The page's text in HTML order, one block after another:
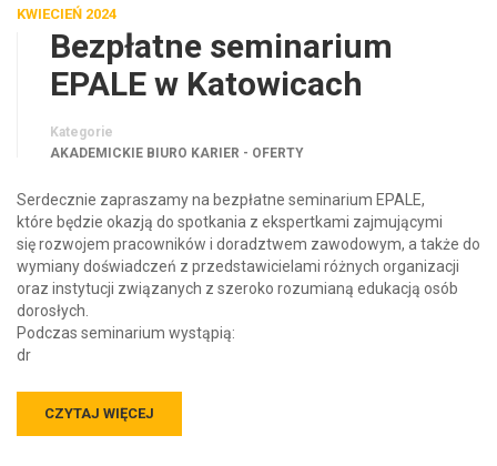
KWIECIEŃ 2024
Bezpłatne seminarium
EPALE w Katowicach
Kategorie
AKADEMICKIE BIURO KARIER - OFERTY
Serdecznie zapraszamy na bezpłatne seminarium EPALE,
które będzie okazją do spotkania z ekspertkami zajmującymi
się rozwojem pracowników i doradztwem zawodowym, a także do
wymiany doświadczeń z przedstawicielami różnych organizacji
oraz instytucji związanych z szeroko rozumianą edukacją osób
dorosłych.
Podczas seminarium wystąpią:
dr
CZYTAJ WIĘCEJ